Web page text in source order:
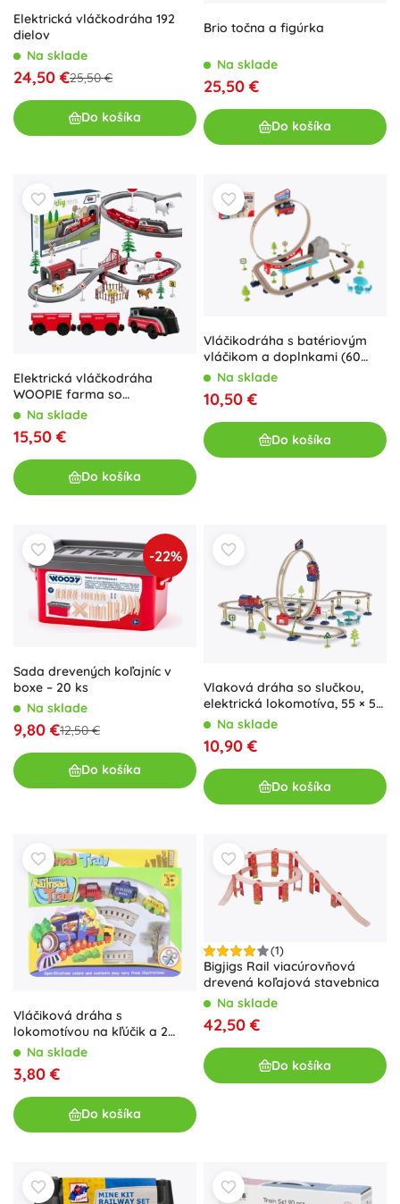
Elektrická vláčkodráha 192
dielov
Na sklade
24,50 €25,50 €
Do košíka
Brio točna a figúrka
Na sklade
25,50 €
Do košíka
Elektrická vláčkodráha
WOOPIE farma so
zvieratkami, 70 dielov
Na sklade
15,50 €
Do košíka
Vláčikodráha s batériovým
vláčikom a doplnkami (60
dielov)
Na sklade
10,50 €
Do košíka
-22%
Sada drevených koľajníc v
boxe – 20 ks
Na sklade
9,80 €12,50 €
Do košíka
Vlaková dráha so slučkou,
elektrická lokomotíva, 55 × 52
× 36,5 cm
Na sklade
10,90 €
Do košíka
Vláčiková dráha s
lokomotívou na kľúčik a 2
vagónmi
Na sklade
3,80 €
Do košíka
(1)
Bigjigs Rail viacúrovňová
drevená koľajová stavebnica
Na sklade
42,50 €
Do košíka